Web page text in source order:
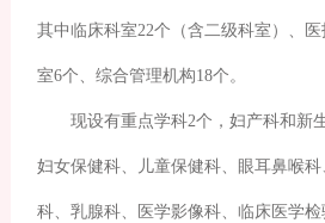
其中临床科室22个（含二级科室）、
室6个、综合管理机构18个。
现设有重点学科2个，妇产科和新生
妇女保健科、儿童保健科、眼耳鼻喉
科、乳腺科、医学影像科、临床医学